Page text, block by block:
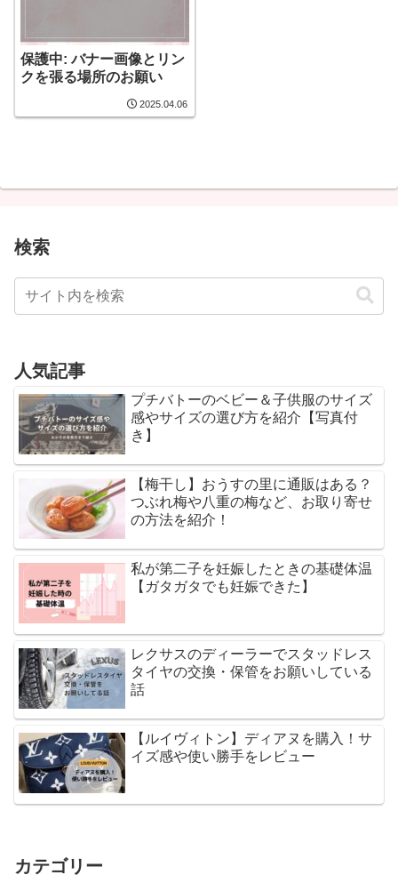
保護中: バナー画像とリン
クを張る場所のお願い
2025.04.06
検索
人気記事
プチバトーのベビー＆子供服のサイズ
感やサイズの選び方を紹介【写真付
き】
【梅干し】おうすの里に通販はある？
つぶれ梅や八重の梅など、お取り寄せ
の方法を紹介！
私が第二子を妊娠したときの基礎体温
【ガタガタでも妊娠できた】
レクサスのディーラーでスタッドレス
タイヤの交換・保管をお願いしている
話
【ルイヴィトン】ディアヌを購入！サ
イズ感や使い勝手をレビュー
カテゴリー